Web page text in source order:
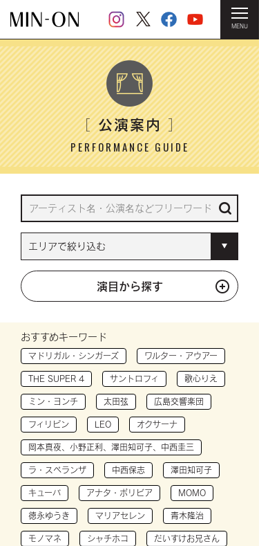
MENU
HOME ＞ 公演案内
［公演案内］
PERFORMANCE GUIDE
演目から探す
おすすめキーワード
マドリガル・シンガーズ ワルター・アウアー
THE SUPER 4 サントロフィ 歌心りえ
ミン・ヨンチ 太田弦 広島交響楽団
フィリピン LEO オクサーナ
岡本真夜、小野正利、澤田知可子、中西圭三
ラ・スペランザ 中西保志 澤田知可子
キューバ アナタ・ボリビア MOMO
徳永ゆうき マリアセレン 青木隆治
モノマネ シャチホコ だいすけお兄さん